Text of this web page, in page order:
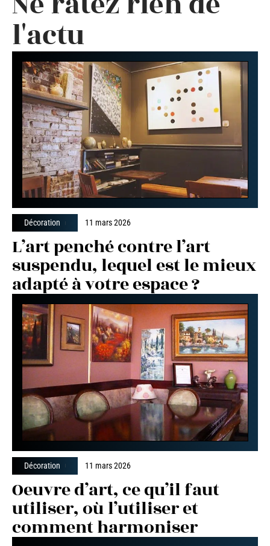
l'actu
Décoration 11 mars 2026
L’art penché contre l’art
suspendu, lequel est le mieux
adapté à votre espace ?
Décoration 11 mars 2026
Oeuvre d’art, ce qu’il faut
utiliser, où l’utiliser et
comment harmoniser